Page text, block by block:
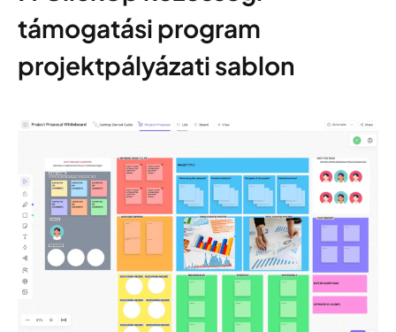
támogatási program
projektpályázati sablon